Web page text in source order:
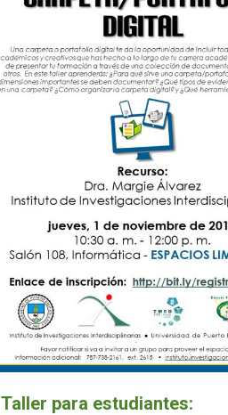
Taller para estudiantes: